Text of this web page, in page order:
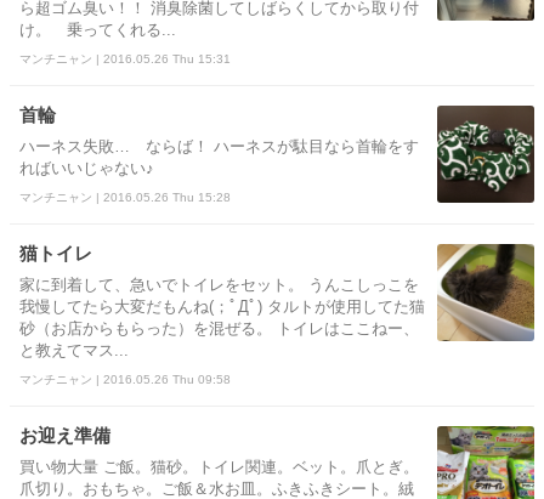
ら超ゴム臭い！！ 消臭除菌してしばらくしてから取り付
け。 乗ってくれる...
マンチニャン | 2016.05.26 Thu 15:31
首輪
ハーネス失敗… ならば！ ハーネスが駄目なら首輪をす
ればいいじゃない♪
マンチニャン | 2016.05.26 Thu 15:28
猫トイレ
家に到着して、急いでトイレをセット。 うんこしっこを
我慢してたら大変だもんね(；ﾟДﾟ) タルトが使用してた猫
砂（お店からもらった）を混ぜる。 トイレはここねー、
と教えてマス...
マンチニャン | 2016.05.26 Thu 09:58
お迎え準備
買い物大量 ご飯。猫砂。トイレ関連。ベット。爪とぎ。
爪切り。おもちゃ。ご飯＆水お皿。ふきふきシート。絨